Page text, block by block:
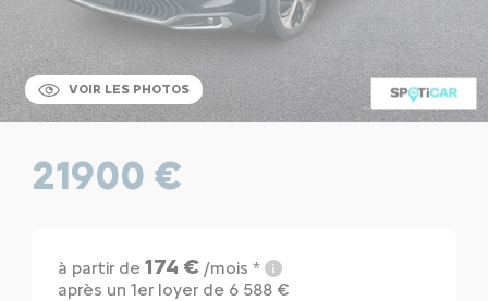
VOIR LES PHOTOS
21900 €
à partir de 174 €/mois *
après un 1er loyer de 6 588 €